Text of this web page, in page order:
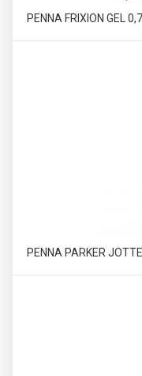
PENNA FRIXION GEL
PENNA PARKER